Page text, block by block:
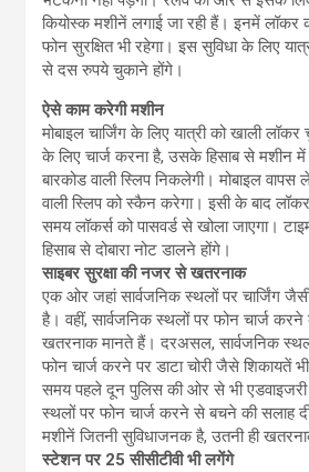
कियोस्क मशीनें लगाई जा रही हैं। इनमें लॉकर
फोन सुरक्षित भी रहेगा। इस सुविधा के लिए
से दस रुपये चुकाने होंगे।
ऐसे काम करेगी मशीन
मोबाइल चार्जिंग के लिए यात्री को खाली
के लिए चार्ज करना है, उसके हिसाब से मशीन में
बारकोड वाली स्लिप निकलेगी। मोबाइल वापस
वाली स्लिप को स्कैन करेगा। इसी के बाद
समय लॉकर्स को पासवर्ड से खोला जाएगा।
हिसाब से दोबारा नोट डालने होंगे।
साइबर सुरक्षा की नजर से खतरनाक
एक ओर जहां सार्वजनिक स्थलों पर चार्जिंग
है। वहीं, सार्वजनिक स्थलों पर फोन चार्ज करने
खतरनाक मानते हैं। दरअसल, सार्वजनिक
फोन चार्ज करने पर डाटा चोरी जैसे शिकायतें
समय पहले दून पुलिस की ओर से भी एडवाइजरी
स्थलों पर फोन चार्ज करने से बचने की सलाह
मशीनें जितनी सुविधाजनक है, उतनी ही
स्टेशन पर 25 सीसीटीवी भी लगेंगे